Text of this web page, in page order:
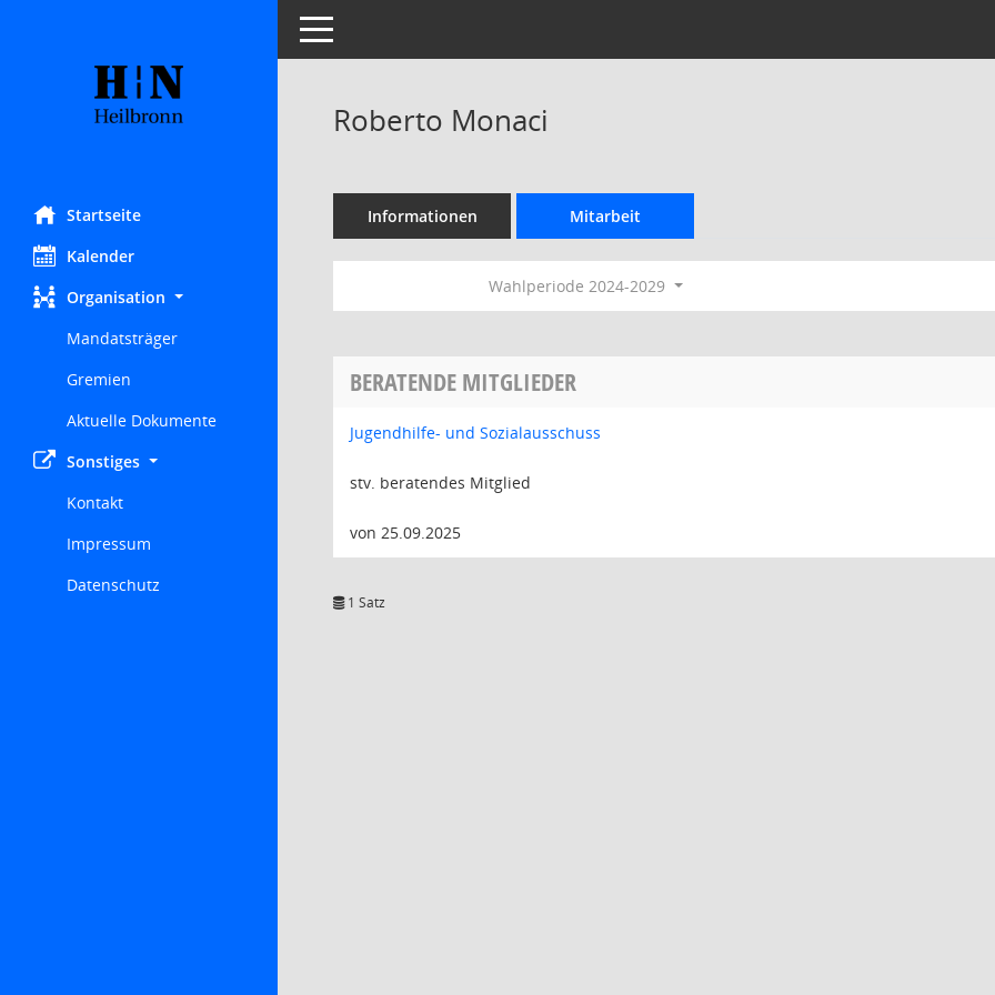
Startseite
Kalender
Organisation
Mandatsträger
Gremien
Aktuelle Dokumente
Sonstiges
Kontakt
Impressum
Datenschutz
Toggle navigation
Roberto Monaci
Informationen Mitarbeit
Wahlperiode 2024-2029
BERATENDE MITGLIEDER
Jugendhilfe- und Sozialausschuss
stv. beratendes Mitglied
von 25.09.2025
1 Satz